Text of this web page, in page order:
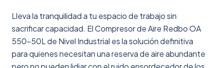
Lleva la tranquilidad a tu espacio de trabajo sin
sacrificar capacidad. El Compresor de Aire Redbo OA
550-50L de Nivel Industrial es la solución definitiva
para quienes necesitan una reserva de aire abundante